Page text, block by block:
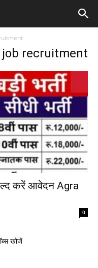
job recruitment
करें आवेदन Agra
0
खोजें